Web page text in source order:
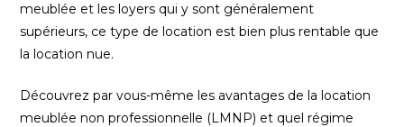
meublée et les loyers qui y sont généralement
supérieurs, ce type de location est bien plus rentable que
la location nue.
Découvrez par vous-même les avantages de la location
meublée non professionnelle (LMNP) et quel régime